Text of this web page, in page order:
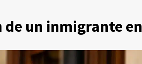
un inmigrante en